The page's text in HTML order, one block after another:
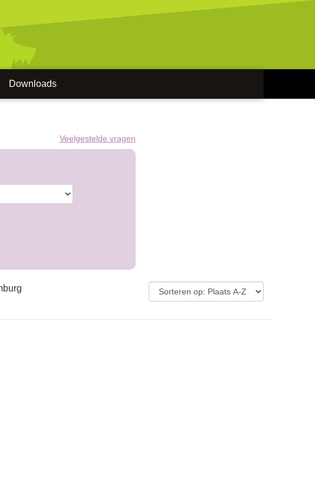
Downloads
Veelgestelde vragen